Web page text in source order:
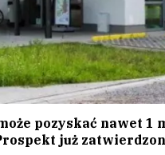
pozyskać nawet 1
już